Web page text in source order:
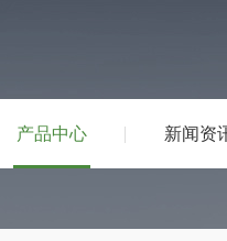
产品中心 新闻资